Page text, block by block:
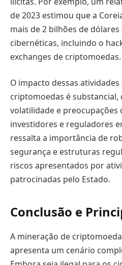
de 2023 estimou que a
mais de 2 bilhões de
cibernéticas, incluindo o
exchanges de criptomoedas.
O impacto dessas
criptomoedas é
volatilidade e preocupações
investidores e reguladores
ressalta a importância de
segurança e estruturas
riscos apresentados por
patrocinadas pelo Estado.
Conclusão e
A mineração de
apresenta um cenário